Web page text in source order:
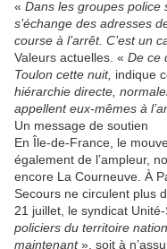
« Dans les groupes police
s’échange des adresses
course à l’arrêt. C’est un
Valeurs actuelles. « De ce
Toulon cette nuit, indique
hiérarchie directe,
appellent eux-mêmes à
Un message de soutien
En Île-de-France, le
également de l’ampleur,
encore La Courneuve. À
Secours ne circulent plus
21 juillet, le syndicat
policiers du territoire
maintenant», soit à